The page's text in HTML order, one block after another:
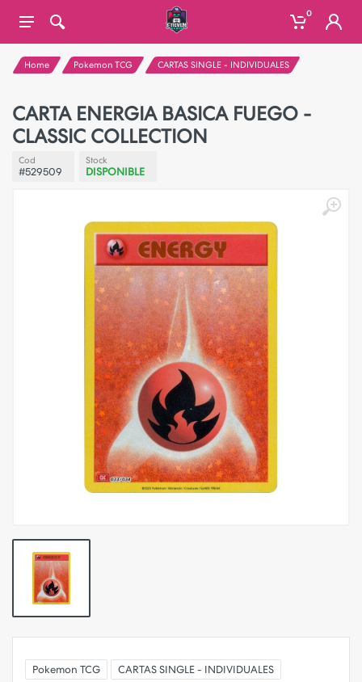
0
Home Pokemon TCG CARTAS SINGLE - INDIVIDUALES
CARTA ENERGIA BASICA FUEGO -
CLASSIC COLLECTION
Cod
#529509
Stock
DISPONIBLE
Pokemon TCG CARTAS SINGLE - INDIVIDUALES